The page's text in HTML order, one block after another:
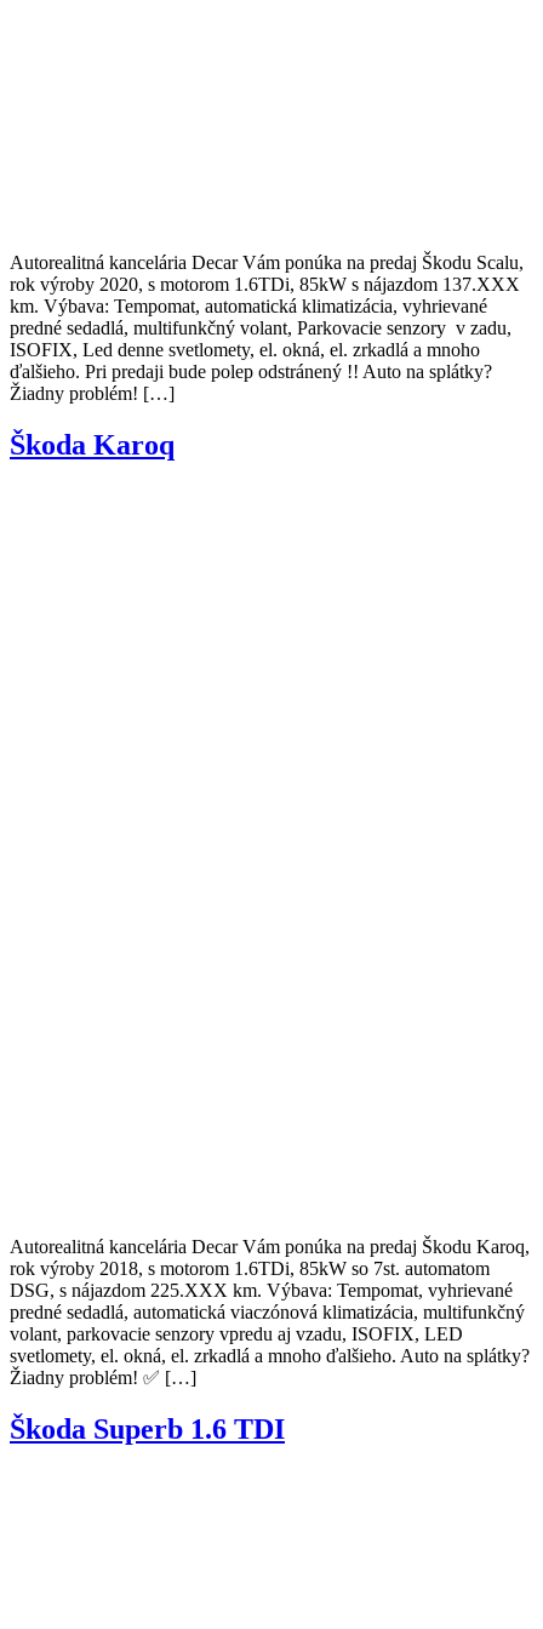
Autorealitná kancelária Decar Vám ponúka na predaj Škodu Scalu,
rok výroby 2020, s motorom 1.6TDi, 85kW s nájazdom 137.XXX
km. Výbava: Tempomat, automatická klimatizácia, vyhrievané
predné sedadlá, multifunkčný volant, Parkovacie senzory v zadu,
ISOFIX, Led denne svetlomety, el. okná, el. zrkadlá a mnoho
ďalšieho. Pri predaji bude polep odstránený !! Auto na splátky?
Žiadny problém! […]
Škoda Karoq
Autorealitná kancelária Decar Vám ponúka na predaj Škodu Karoq,
rok výroby 2018, s motorom 1.6TDi, 85kW so 7st. automatom
DSG, s nájazdom 225.XXX km. Výbava: Tempomat, vyhrievané
predné sedadlá, automatická viaczónová klimatizácia, multifunkčný
volant, parkovacie senzory vpredu aj vzadu, ISOFIX, LED
svetlomety, el. okná, el. zrkadlá a mnoho ďalšieho. Auto na splátky?
Žiadny problém! ✅ […]
Škoda Superb 1.6 TDI